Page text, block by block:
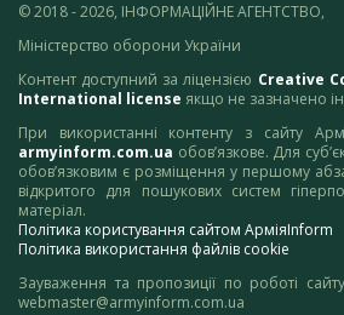
© 2018 - 2026, ІНФОРМАЦІЙНЕ АГЕНТСТВО,
Міністерство оборони України
Контент доступний за ліцензією Creative
International license якщо не зазначено
При використанні контенту з сайту
armyinform.com.ua обов’язкове. Для
обов’язковим є розміщення у першому
відкритого для пошукових систем
матеріал.
Політика користування сайтом АрміяInform
Політика використання файлів cookie
Зауваження та пропозиції по роботі
webmaster@armyinform.com.ua